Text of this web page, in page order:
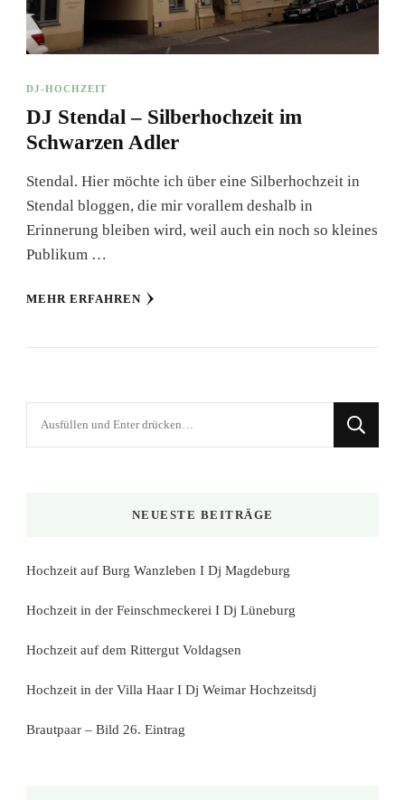
DJ-HOCHZEIT
DJ Stendal – Silberhochzeit im
Schwarzen Adler
Stendal. Hier möchte ich über eine Silberhochzeit in
Stendal bloggen, die mir vorallem deshalb in
Erinnerung bleiben wird, weil auch ein noch so kleines
Publikum …
MEHR ERFAHREN
NEUESTE BEITRÄGE
Hochzeit auf Burg Wanzleben I Dj Magdeburg
Hochzeit in der Feinschmeckerei I Dj Lüneburg
Hochzeit auf dem Rittergut Voldagsen
Hochzeit in der Villa Haar I Dj Weimar Hochzeitsdj
Brautpaar – Bild 26. Eintrag